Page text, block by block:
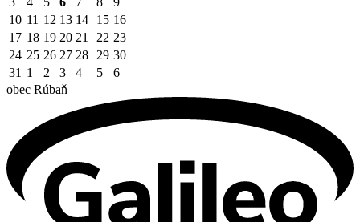
10 11 12 13 14 15 16
17 18 19 20 21 22 23
24 25 26 27 28 29 30
31 1 2 3 4 5
6
obec Rúbaň